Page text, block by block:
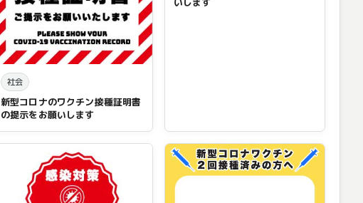
社会
新型コロナのワクチン接種証明書
の提示をお願いします